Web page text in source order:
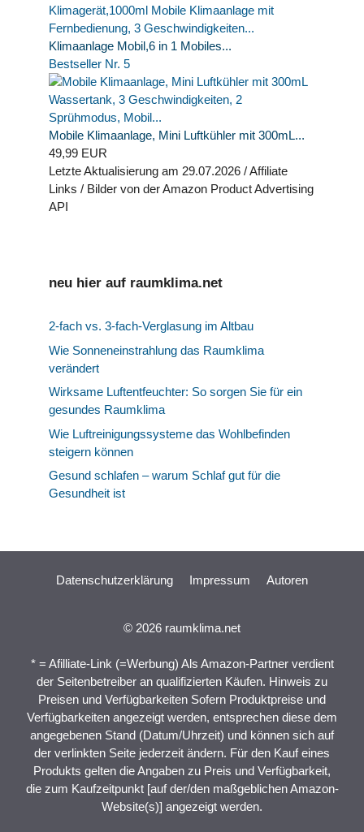
Klimaanlage Mobil,6 in 1 Mobiles...
Bestseller Nr. 5
Mobile Klimaanlage, Mini Luftkühler mit 300mL...
49,99 EUR
Letzte Aktualisierung am 29.07.2026 / Affiliate
Links / Bilder von der Amazon Product Advertising
API
neu hier auf raumklima.net
2-fach vs. 3-fach-Verglasung im Altbau
Wie Sonneneinstrahlung das Raumklima
verändert
Wirksame Luftentfeuchter: So sorgen Sie für ein
gesundes Raumklima
Wie Luftreinigungssysteme das Wohlbefinden
steigern können
Gesund schlafen – warum Schlaf gut für die
Gesundheit ist
Datenschutzerklärung Impressum Autoren
© 2026 raumklima.net
* = Afilliate-Link (=Werbung) Als Amazon-Partner verdient
der Seitenbetreiber an qualifizierten Käufen. Hinweis zu
Preisen und Verfügbarkeiten Sofern Produktpreise und
Verfügbarkeiten angezeigt werden, entsprechen diese dem
angegebenen Stand (Datum/Uhrzeit) und können sich auf
der verlinkten Seite jederzeit ändern. Für den Kauf eines
Produkts gelten die Angaben zu Preis und Verfügbarkeit,
die zum Kaufzeitpunkt [auf der/den maßgeblichen Amazon-
Website(s)] angezeigt werden.